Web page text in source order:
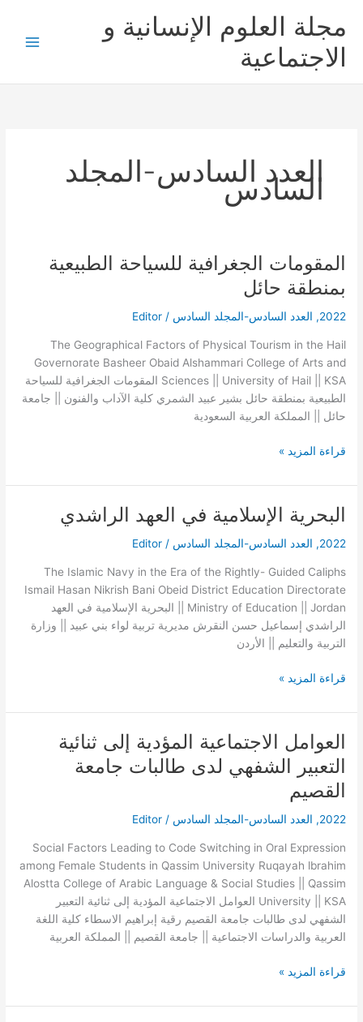
المحتوى
مجلة العلوم الإنسانية و
الاجتماعية
العدد السادس-المجلد
السادس
المقومات الجغرافية للسياحة الطبيعية
بمنطقة حائل
2022
, العدد السادس-المجلد السادس /
Editor
The Geographical Factors of Physical Tourism in the Hail
Governorate Basheer Obaid Alshammari College of Arts and
Sciences || University of Hail || KSA المقومات الجغرافية للسياحة
الطبيعية بمنطقة حائل بشير عبيد الشمري كلية الآداب والفنون || جامعة
حائل || المملكة العربية السعودية
المقومات
الجغرافية
للسياحة
الطبيعية
حائل
قراءة المزيد »
البحرية الإسلامية في العهد الراشدي
2022
, العدد السادس-المجلد السادس /
Editor
The Islamic Navy in the Era of the Rightly- Guided Caliphs
Ismail Hasan Nikrish Bani Obeid District Education Directorate
|| Ministry of Education || Jordan البحرية الإسلامية في العهد
الراشدي إسماعيل حسن النقرش مديرية تربية لواء بني عبيد || وزارة
التربية والتعليم || الأردن
البحرية
الإسلامية
في
الراشدي
قراءة المزيد »
العوامل الاجتماعية المؤدية إلى ثنائية
التعبير الشفهي لدى طالبات جامعة
القصيم
2022
, العدد السادس-المجلد السادس /
Editor
Social Factors Leading to Code Switching in Oral Expression
among Female Students in Qassim University Ruqayah lbrahim
Alostta College of Arabic Language & Social Studies || Qassim
University || KSA العوامل الاجتماعية المؤدية إلى ثنائية التعبير
الشفهي لدى طالبات جامعة القصيم رقية إبراهيم الاسطاء كلية اللغة
العربية والدراسات الاجتماعية || جامعة القصيم || المملكة العربية
العوامل
الاجتماعية
المؤدية
إلى
التعبير
الشفهي
لدى
طالبات
جامعة
القصيم
قراءة المزيد »